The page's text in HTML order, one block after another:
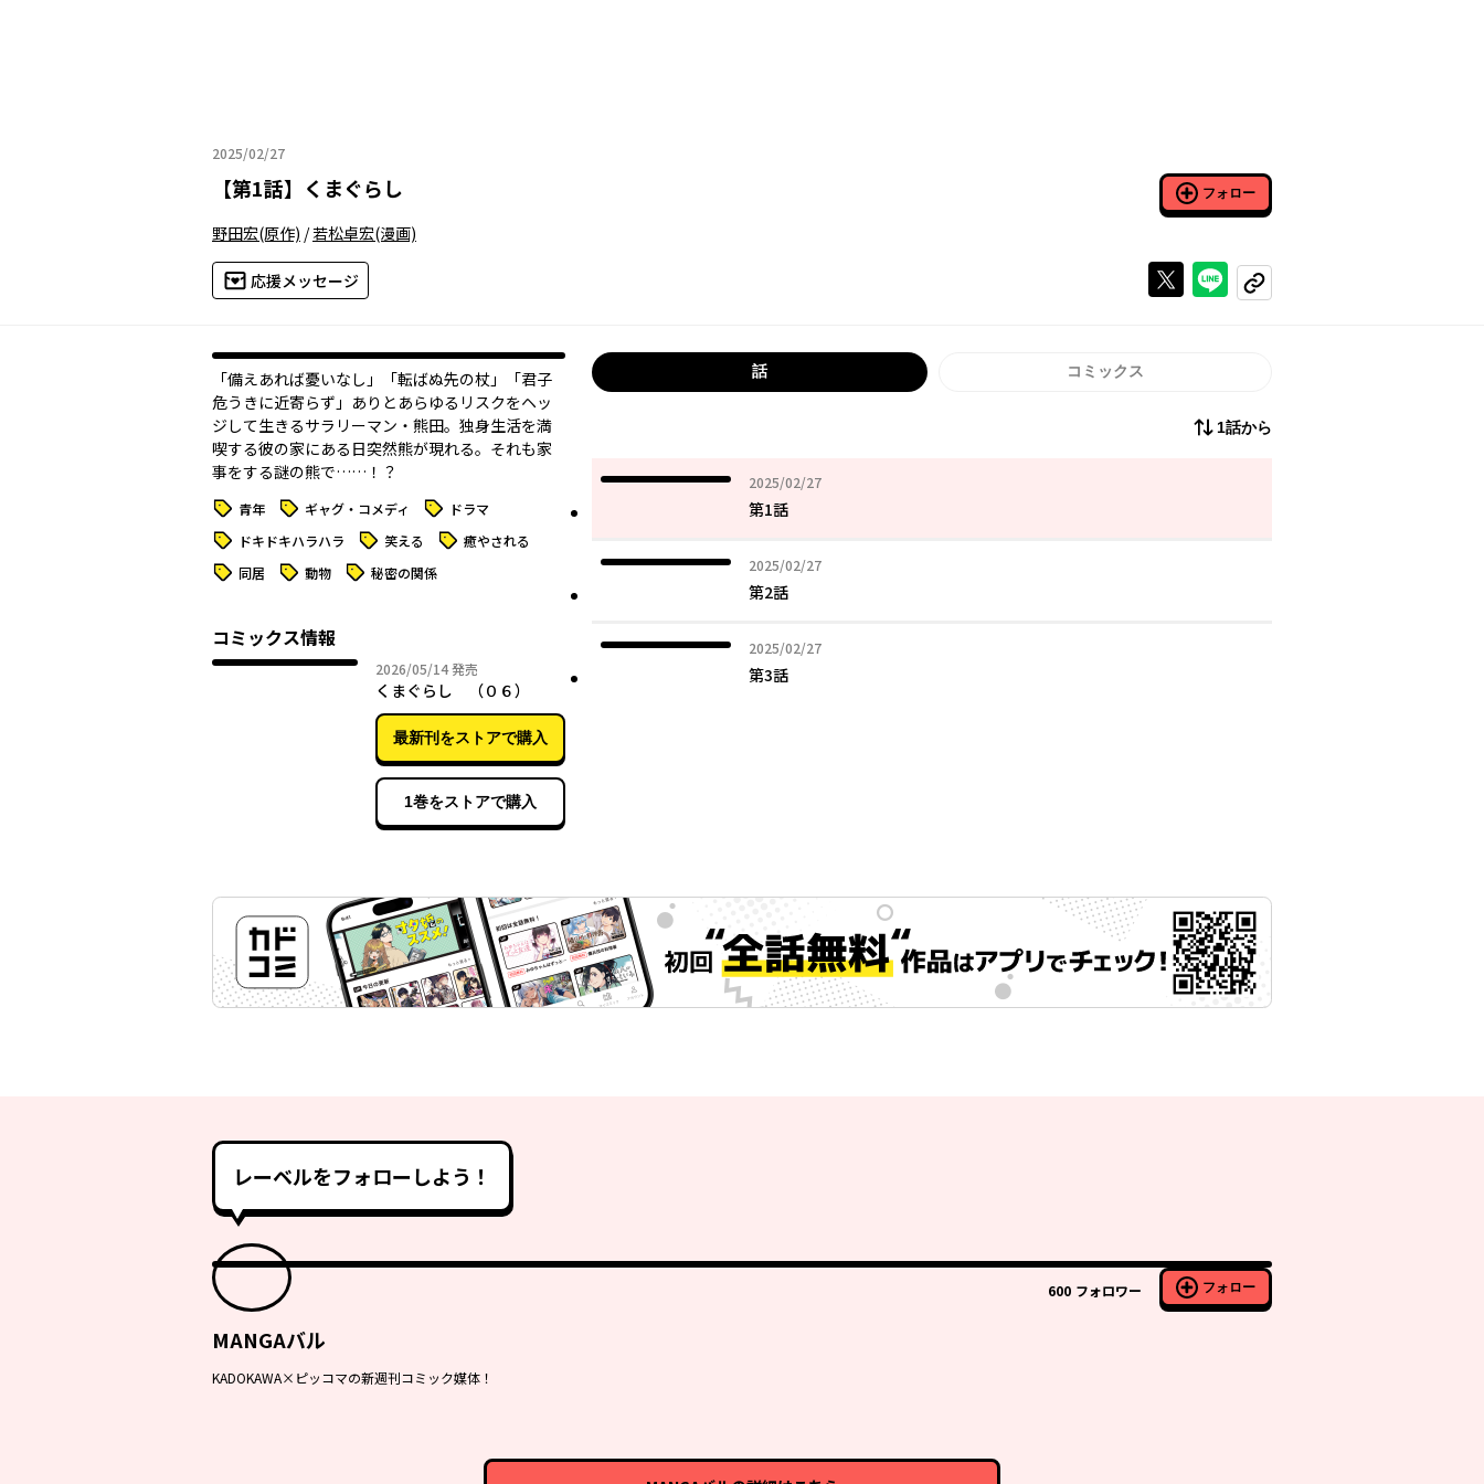
2025/02/27
2025年02月27日
【第1話】 くまぐらし フォロー
野田宏(原作) /若松卓宏(漫画)
応援メッセージ Xで投稿するラインでシェアする
コピーする
「備えあれば憂いなし」「転ばぬ先の杖」「君子
危うきに近寄らず」ありとあらゆるリスクをヘッ
ジして生きるサラリーマン・熊田。独身生活を満
喫する彼の家にある日突然熊が現れる。それも家
事をする謎の熊で……！？
タグ 青年 タグ ギャグ・コメディ タグ ドラマ
タグ ドキドキハラハラ タグ 笑える タグ 癒やされる
タグ 同居 タグ 動物 タグ 秘密の関係
コミックス情報
2026/05/142026年05月14日
発売
くまぐらし （０６）
最新刊をストアで購入
1巻をストアで購入
話 コミックス
1話から
2025/02/27
2025年02月27日
第1話
2025/02/27
2025年02月27日
第2話
2025/02/27
2025年02月27日
第3話
レーベルをフォローしよう！
600 フォロワー フォロー
MANGAバル
KADOKAWA×ピッコマの新週刊コミック媒体！